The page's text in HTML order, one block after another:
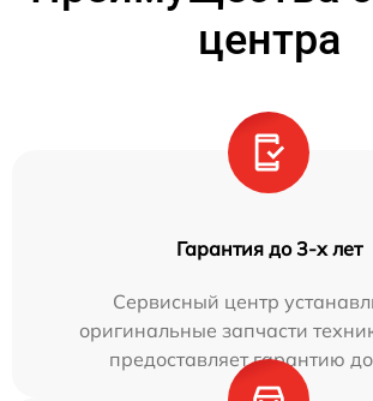
центра
Гарантия до 3-х лет
Сервисный центр
оригинальные запчасти
предоставляет гарантию